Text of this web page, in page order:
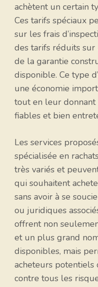
achètent un certain
Ces tarifs spéciaux
sur les frais
des tarifs réduits sur
de la garantie
disponible. Ce type
une économie
tout en leur donnant
fiables et bien
Les services
spécialisée en
très variés et
qui souhaitent
sans avoir à se
ou juridiques
offrent non
et un plus grand
disponibles, mais
acheteurs potentiels
contre tous les